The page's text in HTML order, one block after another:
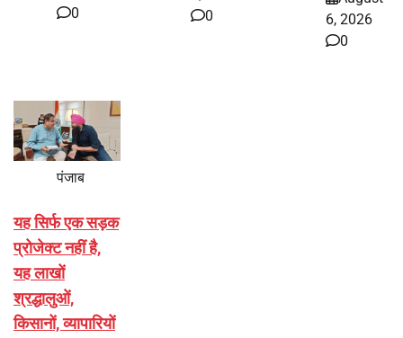
0
0
6, 2026
0
पंजाब
यह सिर्फ एक सड़क
प्रोजेक्ट नहीं है,
यह लाखों
श्रद्धालुओं,
किसानों, व्यापारियों